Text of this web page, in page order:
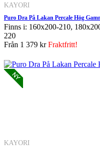
KAYORI
Puro Dra På Lakan Percale Hög
Finns i: 160x200-210,
220
Från 1 379 krFraktfritt!
KAYORI